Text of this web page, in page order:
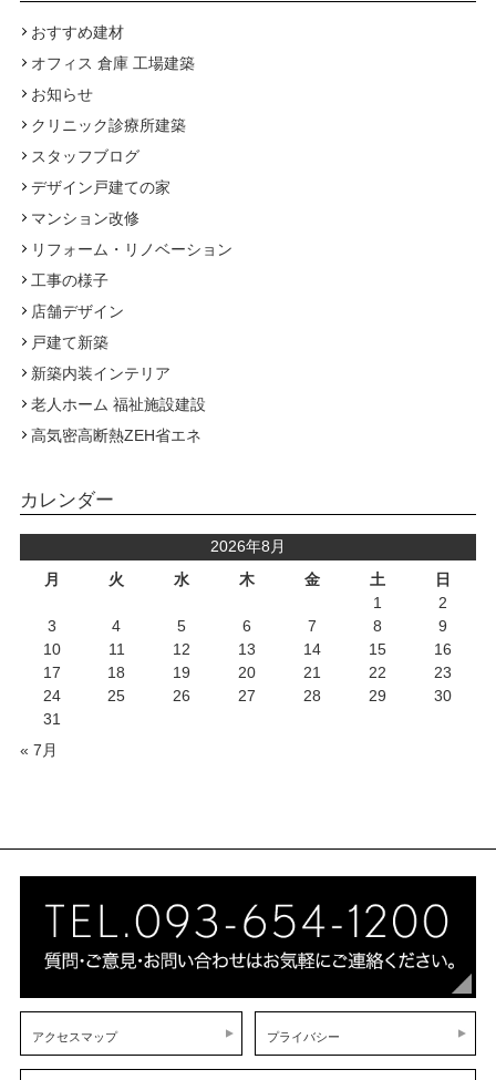
おすすめ建材
オフィス 倉庫 工場建築
お知らせ
クリニック診療所建築
スタッフブログ
デザイン戸建ての家
マンション改修
リフォーム・リノベーション
工事の様子
店舗デザイン
戸建て新築
新築内装インテリア
老人ホーム 福祉施設建設
高気密高断熱ZEH省エネ
カレンダー
2026年8月
月
火 水 木 金 土 日
« 7月
1
2
3
4 5 6 7 8
9
10
11 12 13 14 15
16
17
18 19 20 21 22
23
24
25 26 27 28 29
30
31
アクセスマップ プライバシー